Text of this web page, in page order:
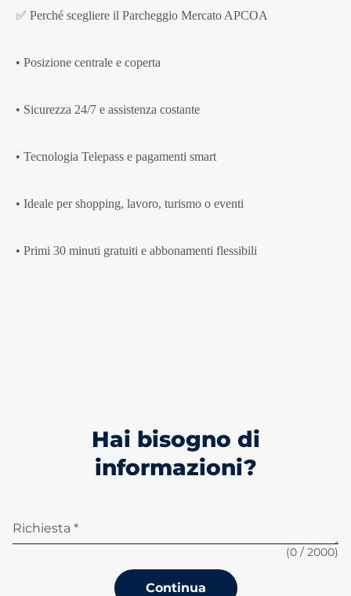
✅ Perché scegliere il Parcheggio Mercato APCOA
• Posizione centrale e coperta
• Sicurezza 24/7 e assistenza costante
• Tecnologia Telepass e pagamenti smart
• Ideale per shopping, lavoro, turismo o eventi
• Primi 30 minuti gratuiti e abbonamenti flessibili
Hai bisogno di
informazioni?
Richiesta *
(0 / 2000)
Continua